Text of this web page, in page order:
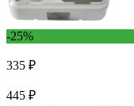
-25%
335 ₽
445 ₽